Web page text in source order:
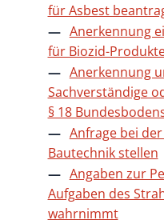
für Asbest
Anerkennung
für Biozid-
Anerkennung
Sachverständige
§ 18
Anfrage bei
Bautechnik stellen
Angaben zur
Aufgaben des
wahrnimmt